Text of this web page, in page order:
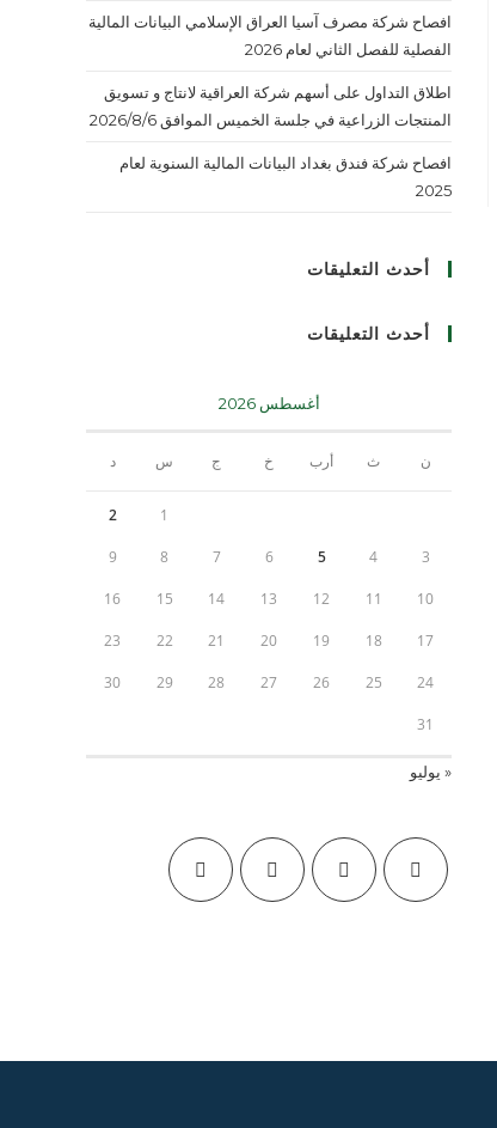
افصاح شركة مصرف آسيا العراق الإسلامي البيانات المالية
الفصلية للفصل الثاني لعام 2026
اطلاق التداول على أسهم شركة العراقية لانتاج و تسويق
المنتجات الزراعية في جلسة الخميس الموافق 2026/8/6
افصاح شركة فندق بغداد البيانات المالية السنوية لعام
2025
أحدث التعليقات
أحدث التعليقات
أغسطس 2026
ن ث أرب خ ج س د
1
2
3
4
5
6
7
8
9
10
11
12
13
14
15
16
17
18
19
20
21
22
23
24
25
26
27
28
29
30
31
« يوليو